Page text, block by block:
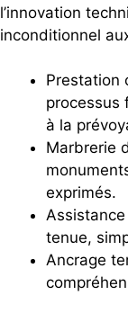
l’innovation
inconditionnel
Prestation
processus
à la
Marbrerie
exprimés.
tenue,
Ancrage